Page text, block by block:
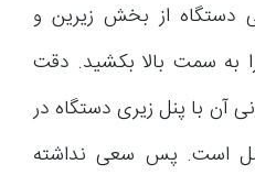
دستگاه از بخش زیرین و
به سمت بالا بکشید. دقت
آن با پنل زیری دستگاه در
است. پس سعی نداشته